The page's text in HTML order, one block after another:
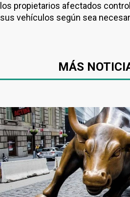
los propietarios afectados
sus vehículos según sea
MÁS